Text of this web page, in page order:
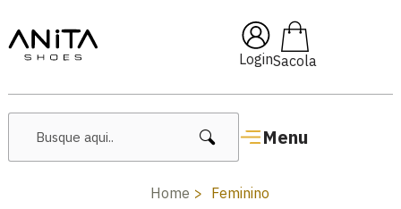
Login
Menu
Home Feminino